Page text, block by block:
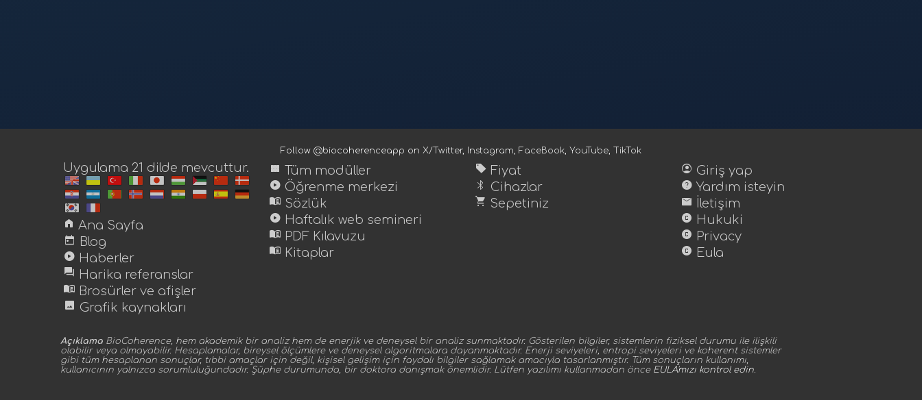
Follow @biocoherenceapp on X/Twitter, Instagram, FaceBook, YouTube, TikTok
Uygulama 21 dilde mevcuttur.
home Ana Sayfa
today Blog
play_circle Haberler
forum Harika referanslar
menu_book Brosürler ve afişler
image Grafik kaynakları
view_module Tüm modüller
play_circle Öğrenme merkezi
menu_book Sözlük
play_circle Haftalık web semineri
menu_book PDF Kılavuzu
menu_book Kitaplar
sell Fiyat
bluetooth Cihazlar
shopping_cart Sepetiniz
account_circle Giriş yap
help Yardım isteyin
mail İletişim
copyright Hukuki
copyright Privacy
copyright Eula
Açıklama BioCoherence, hem akademik bir analiz hem de enerjik ve deneysel bir analiz sunmaktadır. Gösterilen bilgiler, sistemlerin fiziksel durumu ile ilişkili
olabilir veya olmayabilir. Hesaplamalar, bireysel ölçümlere ve deneysel algoritmalara dayanmaktadır. Enerji seviyeleri, entropi seviyeleri ve koherent sistemler
gibi tüm hesaplanan sonuçlar, tıbbi amaçlar için değil, kişisel gelişim için faydalı bilgiler sağlamak amacıyla tasarlanmıştır. Tüm sonuçların kullanımı,
kullanıcının yalnızca sorumluluğundadır. Şüphe durumunda, bir doktora danışmak önemlidir. Lütfen yazılımı kullanmadan önce EULA'mızı kontrol edin.